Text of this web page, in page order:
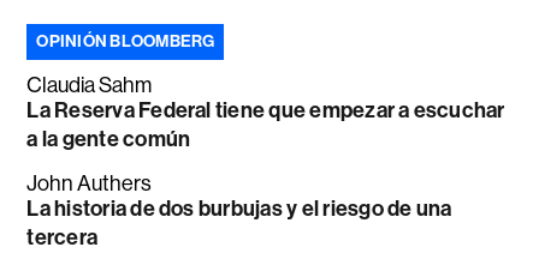
OPINIÓN BLOOMBERG
Claudia Sahm
La Reserva Federal tiene que empezar a escuchar
a la gente común
John Authers
La historia de dos burbujas y el riesgo de una
tercera